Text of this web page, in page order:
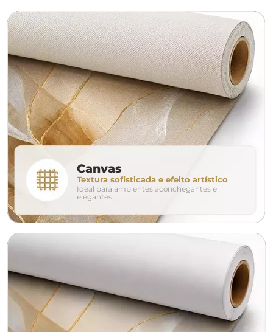
largura aproximada
160cm 200cm
280cm 320cm
conjunto
avulso duo
o tamanho ideal para o seu ambiente é
Canvas
Textura sofisticada e efeito artístico
Ideal para ambientes aconchegantes e
elegantes.